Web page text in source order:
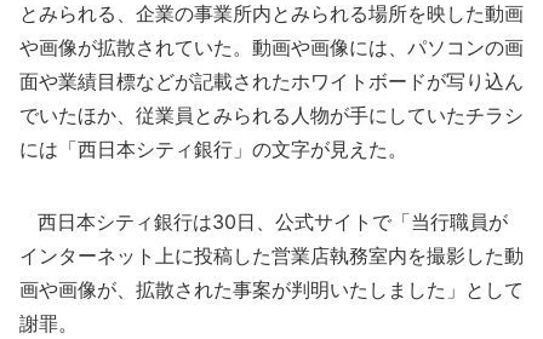
とみられる、企業の事業所内とみられる場所を映した動画
や画像が拡散されていた。動画や画像には、パソコンの画
面や業績目標などが記載されたホワイトボードが写り込ん
でいたほか、従業員とみられる人物が手にしていたチラシ
には「西日本シティ銀行」の文字が見えた。
西日本シティ銀行は30日、公式サイトで「当行職員が
インターネット上に投稿した営業店執務室内を撮影した動
画や画像が、拡散された事案が判明いたしました」として
謝罪。